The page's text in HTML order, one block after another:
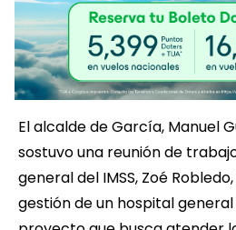
El alcalde de García, Manuel
sostuvo una reunión de
general del IMSS, Zoé
gestión de un hospital